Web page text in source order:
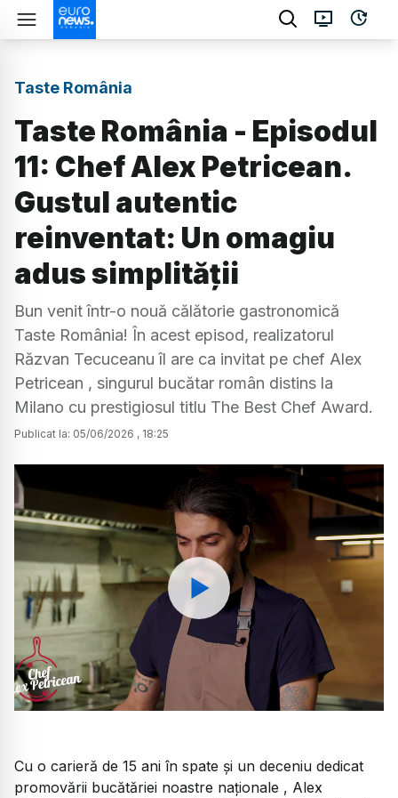
Taste România
Taste România - Episodul
11: Chef Alex Petricean.
Gustul autentic
reinventat: Un omagiu
adus simplității
Bun venit într-o nouă călătorie gastronomică
Taste România! În acest episod, realizatorul
Răzvan Tecuceanu îl are ca invitat pe chef Alex
Petricean , singurul bucătar român distins la
Milano cu prestigiosul titlu The Best Chef Award.
Publicat la: 05/06/2026 , 18:25
Watch
Cu o carieră de 15 ani în spate și un deceniu dedicat
promovării bucătăriei noastre naționale , Alex